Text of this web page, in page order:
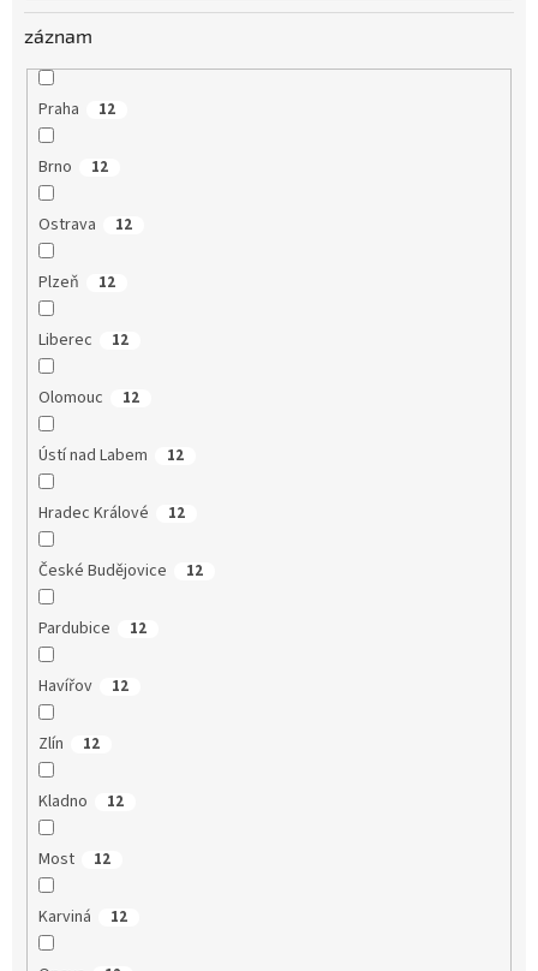
záznam
Praha 12
Brno 12
Ostrava 12
Plzeň 12
Liberec 12
Olomouc 12
Ústí nad Labem 12
Hradec Králové 12
České Budějovice 12
Pardubice 12
Havířov 12
Zlín 12
Kladno 12
Most 12
Karviná 12